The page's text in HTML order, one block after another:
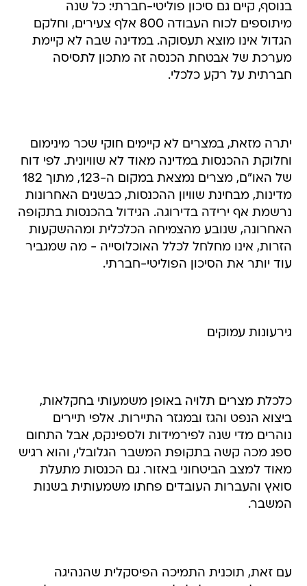
בנוסף, קיים גם סיכון פוליטי-חברתי: כל שנה
מיתוספים לכוח העבודה 800 אלף צעירים, וחלקם
הגדול אינו מוצא תעסוקה. במדינה שבה לא קיימת
מערכת של אבטחת הכנסה זה מתכון לתסיסה
חברתית על רקע כלכלי.
יתרה מזאת, במצרים לא קיימים חוקי שכר מינימום
וחלוקת ההכנסות במדינה מאוד לא שוויונית. לפי דוח
של האו"ם, מצרים נמצאת במקום ה-123, מתוך 182
מדינות, מבחינת שוויון ההכנסות, כבשנים האחרונות
נרשמת אף ירידה בדירוגה. הגידול בהכנסות בתקופה
האחרונה, שנובע מהצמיחה הכלכלית ומההשקעות
הזרות, אינו מחלחל לכלל האוכלוסייה - מה שמגביר
עוד יותר את הסיכון הפוליטי-חברתי.
גירעונות עמוקים
כלכלת מצרים תלויה באופן משמעותי בחקלאות,
ביצוא הנפט והגז ובמגזר התיירות. אלפי תיירים
נוהרים מדי שנה לפירמידות ולספינקס, אבל התחום
ספג מכה קשה בתקופת המשבר הגלובלי, והוא רגיש
מאוד למצב הביטחוני באזור. גם הכנסות מתעלת
סואץ והעברות העובדים פחתו משמעותית בשנות
המשבר.
עם זאת, תוכנית התמיכה הפיסקלית שהנהיגה